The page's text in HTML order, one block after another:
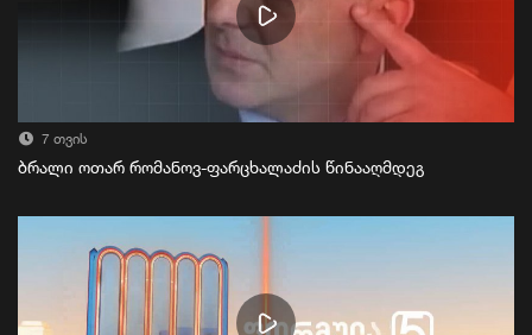
7 თვის
ბრალი ოთარ რომანოვ-ფარცხალაძის წინააღმდეგ